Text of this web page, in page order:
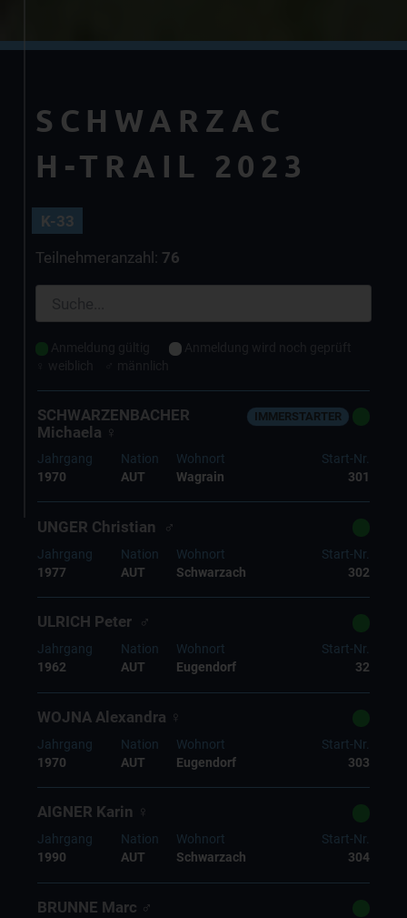
SCHWARZAC
H-TRAIL 2023
K-33
Teilnehmeranzahl: 76
SCHWARZENBACHER
Michaela ♀
IMMERSTARTER
Jahrgang
1970
Nation
AUT
Wohnort
Wagrain
Start-Nr.
301
UNGER Christian ♂
Jahrgang
1977
Nation
AUT
Wohnort
Schwarzach
Start-Nr.
302
ULRICH Peter ♂
Jahrgang
1962
Nation
AUT
Wohnort
Eugendorf
Start-Nr.
32
WOJNA Alexandra ♀
Jahrgang
1970
Nation
AUT
Wohnort
Eugendorf
Start-Nr.
303
AIGNER Karin ♀
Jahrgang
1990
Nation
AUT
Wohnort
Schwarzach
Start-Nr.
304
BRUNNE Marc ♂